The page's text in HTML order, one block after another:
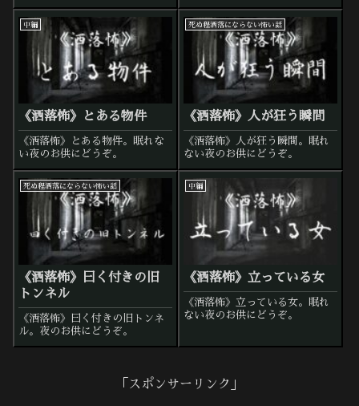
中編
《洒落怖》とある物件
《洒落怖》とある物件。眠れな
い夜のお供にどうぞ。
死ぬ程洒落にならない怖い話
《洒落怖》人が狂う瞬間
《洒落怖》人が狂う瞬間。眠れ
ない夜のお供にどうぞ。
死ぬ程洒落にならない怖い話
《洒落怖》曰く付きの旧
トンネル
《洒落怖》曰く付きの旧トンネ
ル。夜のお供にどうぞ。
中編
《洒落怖》立っている女
《洒落怖》立っている女。眠れ
ない夜のお供にどうぞ。
「スポンサーリンク」